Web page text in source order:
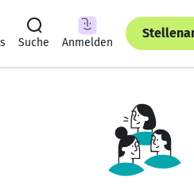
Suche Anmelden